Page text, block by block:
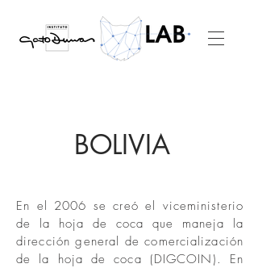
BOLIVIA
En el 2006 se creó el viceministerio
de la hoja de coca que maneja la
dirección general de comercialización
de la hoja de coca (DIGCOIN). En